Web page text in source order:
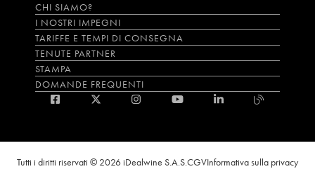
CHI SIAMO?
I NOSTRI IMPEGNI
TARIFFE E TEMPI DI CONSEGNA
TENUTE PARTNER
STAMPA
DOMANDE FREQUENTI
Tutti i diritti riservati © 2026 iDealwine S.A.S.CGVInformativa sulla privacy